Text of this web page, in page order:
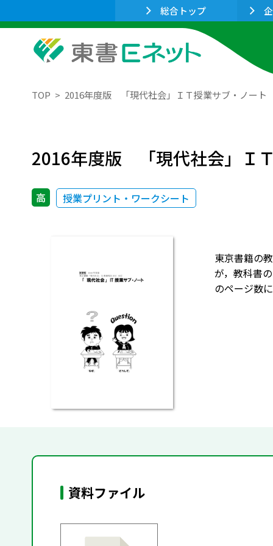
総合トップ
TOP 2016年度版 「現代社会」ＩＴ授業サブ・ノート
2016年度版 「現代社会」Ｉ
高 授業プリント・ワークシート
東京書籍の
が，教科書
のページ数
資料ファイル